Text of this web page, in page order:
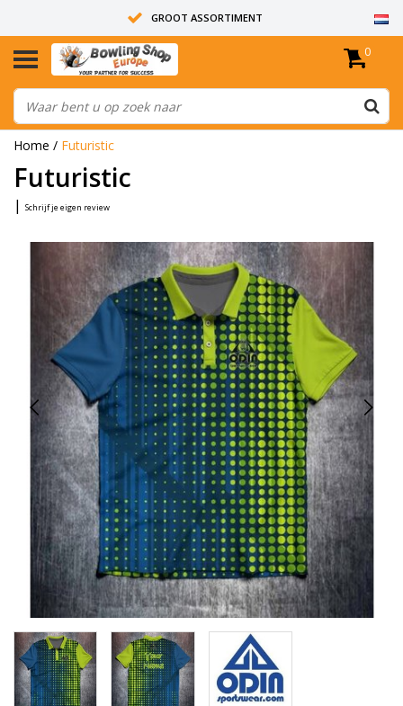
GROOT ASSORTIMENT
14 DAGEN RETOUR RECHT
ALLE BOWLINGBALLEN ZIJN ONGEBOORD
0
Home / Futuristic
Futuristic
| Schrijf je eigen review